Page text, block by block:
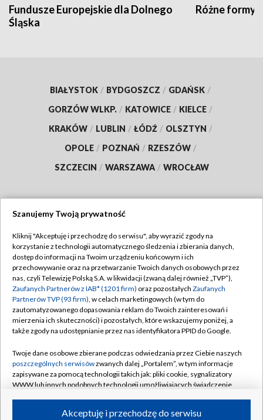
Fundusze Europejskie dla Dolnego
Śląska
Różne formy
BIAŁYSTOK / BYDGOSZCZ / GDAŃSK /
GORZÓW WLKP. / KATOWICE / KIELCE /
KRAKÓW / LUBLIN / ŁÓDŹ / OLSZTYN /
OPOLE / POZNAŃ / RZESZÓW /
SZCZECIN / WARSZAWA / WROCŁAW
TVP
Abonament TVP
Emisja w TVP
Centrum informacji TVP
Naziemna Telewizja Cyfrowa
Rada Programowa
System NOS
Informacje o nadawcy
Regulamin TVP
Polityka prywatności
Moje zgody
Pomoc
Kontakt
Kanały
Szanujemy Twoją prywatność
Kliknij "Akceptuję i przechodzę do serwisu", aby wyrazić zgody na
korzystanie z technologii automatycznego śledzenia i zbierania danych,
dostęp do informacji na Twoim urządzeniu końcowym i ich
przechowywanie oraz na przetwarzanie Twoich danych osobowych przez
nas, czyli Telewizję Polską S.A. w likwidacji (zwaną dalej również „TVP”),
Zaufanych Partnerów z IAB* (1201 firm) oraz pozostałych Zaufanych
Partnerów TVP (93 firm), w celach marketingowych (w tym do
zautomatyzowanego dopasowania reklam do Twoich zainteresowań i
mierzenia ich skuteczności) i pozostałych, które wskazujemy poniżej, a
także zgody na udostępnianie przez nas identyfikatora PPID do Google.
Twoje dane osobowe zbierane podczas odwiedzania przez Ciebie naszych
poszczególnych serwisówzwanych dalej „Portalem”, w tym informacje
zapisywane za pomocą technologii takich jak: pliki cookie, sygnalizatory
WWW lub innych podobnych technologii umożliwiających świadczenie
ruchu w Internecie.Akceptuję i przechodzę do serwisu